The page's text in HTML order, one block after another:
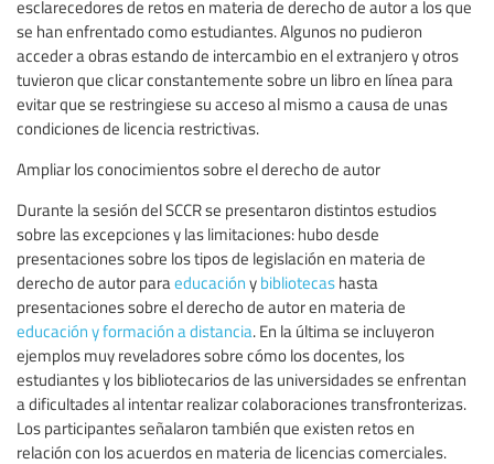
esclarecedores de retos en materia de derecho de autor a los que
se han enfrentado como estudiantes. Algunos no pudieron
acceder a obras estando de intercambio en el extranjero y otros
tuvieron que clicar constantemente sobre un libro en línea para
evitar que se restringiese su acceso al mismo a causa de unas
condiciones de licencia restrictivas.
Ampliar los conocimientos sobre el derecho de autor
Durante la sesión del SCCR se presentaron distintos estudios
sobre las excepciones y las limitaciones: hubo desde
presentaciones sobre los tipos de legislación en materia de
derecho de autor para educación y bibliotecas hasta
presentaciones sobre el derecho de autor en materia de
educación y formación a distancia. En la última se incluyeron
ejemplos muy reveladores sobre cómo los docentes, los
estudiantes y los bibliotecarios de las universidades se enfrentan
a dificultades al intentar realizar colaboraciones transfronterizas.
Los participantes señalaron también que existen retos en
relación con los acuerdos en materia de licencias comerciales.